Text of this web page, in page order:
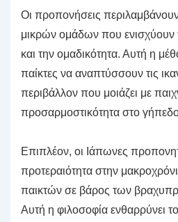
Οι προπονήσεις
μικρών ομάδων που
και την ομαδικότητα. Αυτή η
παίκτες να αναπτύσσουν τις
περιβάλλον που μοιάζει με
προσαρμοστικότητα στο
Επιπλέον, οι Ιάπωνες
προτεραιότητα στην
παικτών σε βάρος των
Αυτή η φιλοσοφία ενθαρρύνει